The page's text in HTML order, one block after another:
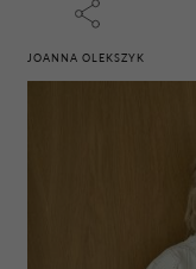
JOANNA OLEKSZYK